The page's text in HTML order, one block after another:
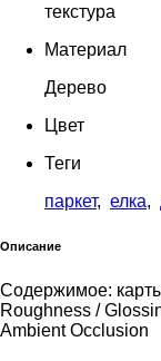
текстура
Материал
Дерево
Цвет
Теги
паркет, елка,
Описание
Содержимое:
Roughness /
Ambient Occlusion